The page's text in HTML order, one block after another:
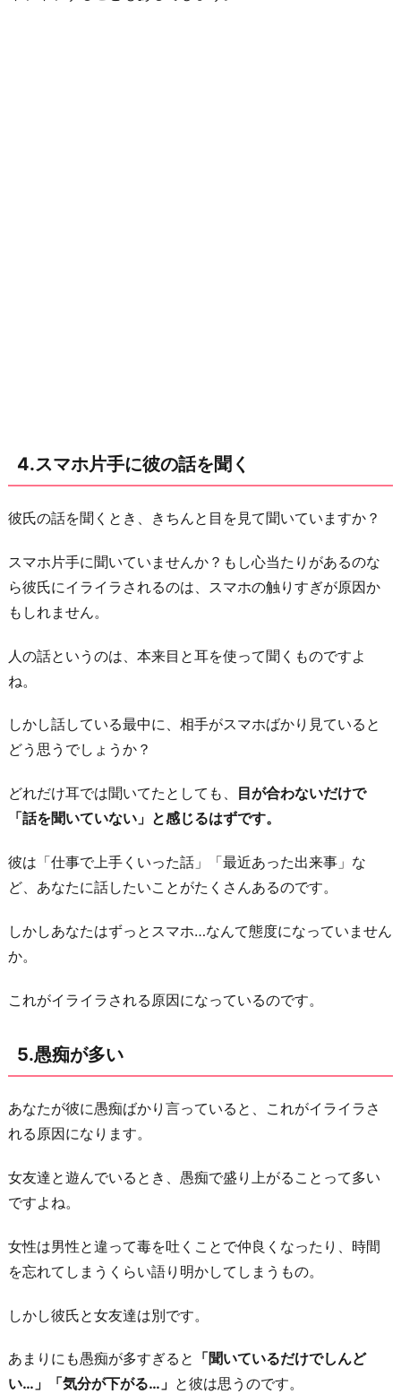
4.スマホ片手に彼の話を聞く
彼氏の話を聞くとき、きちんと目を見て聞いていますか？
スマホ片手に聞いていませんか？もし心当たりがあるのな
ら彼氏にイライラされるのは、スマホの触りすぎが原因か
もしれません。
人の話というのは、本来目と耳を使って聞くものですよ
ね。
しかし話している最中に、相手がスマホばかり見ていると
どう思うでしょうか？
どれだけ耳では聞いてたとしても、 目が合わないだけで
「話を聞いていない」と感じるはずです。
彼は「仕事で上手くいった話」「最近あった出来事」な
ど、あなたに話したいことがたくさんあるのです。
しかしあなたはずっとスマホ…なんて態度になっていません
か。
これがイライラされる原因になっているのです。
5.愚痴が多い
あなたが彼に愚痴ばかり言っていると、これがイライラさ
れる原因になります。
女友達と遊んでいるとき、愚痴で盛り上がることって多い
ですよね。
女性は男性と違って毒を吐くことで仲良くなったり、時間
を忘れてしまうくらい語り明かしてしまうもの。
しかし彼氏と女友達は別です。
あまりにも愚痴が多すぎると 「聞いているだけでしんど
い…」「気分が下がる…」 と彼は思うのです。